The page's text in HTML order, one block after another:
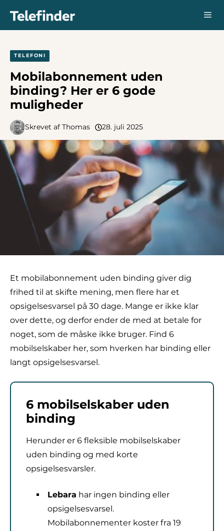
TELEFONI
Mobilabonnement uden
binding? Her er 6 gode
muligheder
Skrevet af Thomas 28. juli 2025
Et mobilabonnement uden binding giver dig
frihed til at skifte mening, men flere har et
opsigelsesvarsel på 30 dage. Mange er ikke klar
over dette, og derfor ender de med at betale for
noget, som de måske ikke bruger. Find 6
mobilselskaber her, som hverken har binding eller
langt opsigelsesvarsel.
6 mobilselskaber uden
binding
Herunder er 6 fleksible mobilselskaber
uden binding og med korte
opsigelsesvarsler.
Lebara har ingen binding eller
opsigelsesvarsel.
Mobilabonnementer koster fra 19